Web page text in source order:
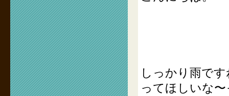
しっかり雨で
ってほしいな